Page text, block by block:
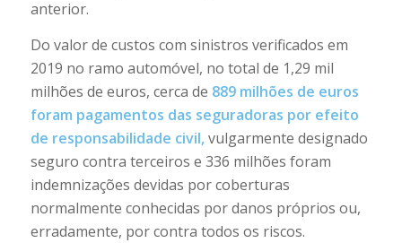
anterior.
Do valor de custos com sinistros verificados em
2019 no ramo automóvel, no total de 1,29 mil
milhões de euros, cerca de 889 milhões de euros
foram pagamentos das seguradoras por efeito
de responsabilidade civil,vulgarmente designado
seguro contra terceiros e 336 milhões foram
indemnizações devidas por coberturas
normalmente conhecidas por danos próprios ou,
erradamente, por contra todos os riscos.